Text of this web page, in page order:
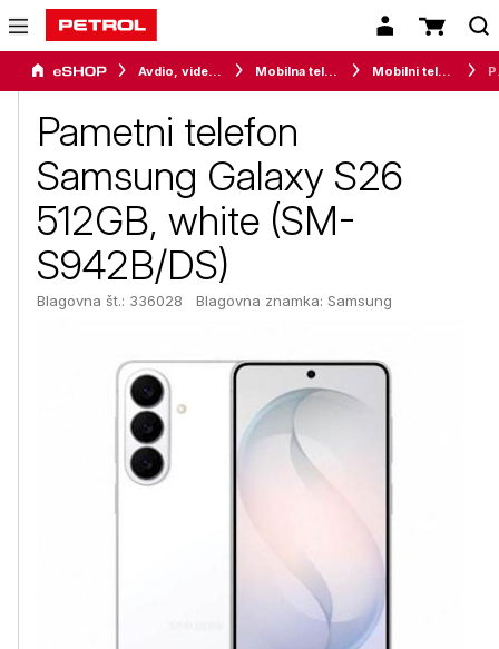
Avdio, video in telefonija Mobilna telefonija Mobilni telefoni
Pametni telefon
Samsung Galaxy S26
512GB, white (SM-
S942B/DS)
Blagovna št.: 336028 Blagovna znamka: Samsung